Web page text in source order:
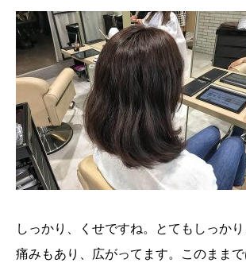
しっかり、くせですね。とてもしっかり
痛みもあり、広がってます。このまま